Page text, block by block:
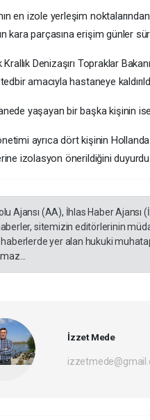
en izole yerleşim
kara parçasına erişim günler
Krallık Denizaşırı Topraklar
amacıyla hastaneye
yaşayan bir başka kişinin
ayrıca dört kişinin
izolasyon önerildiğini duyurdu.
Ajansı (AA), İhlas Haber Ajansı
sitemizin editörlerinin
yer alan hukuki
İzzet Mede